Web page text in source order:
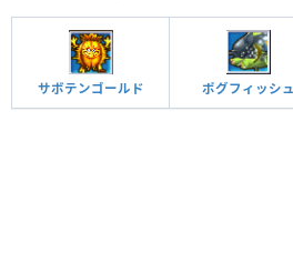
サボテンゴールド ポグフィッシュ